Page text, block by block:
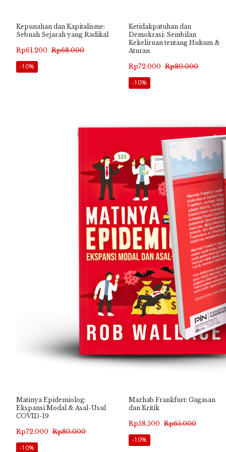
Kepunahan dan Kapitalisme:
Sebuah Sejarah yang Radikal
Rp68.000
Harga
aslinya
Rp61.200
Harga
saat
-10%
Ketidakpatuhan dan
Demokrasi: Sembilan
Kekeliruan tentang Hukum &
Aturan
Rp80.000
Harga
aslinya
Rp72.000
Harga
saat
Rp72.000.
-10%
Matinya Epidemiolog:
Ekspansi Modal & Asal-Usul
COVID-19
Rp80.000
Harga
aslinya
Rp72.000
Harga
saat
-10%
Mazhab Frankfurt: Gagasan
dan Kritik
Rp65.000
Harga
aslinya
Rp58.500
Harga
saat
-10%